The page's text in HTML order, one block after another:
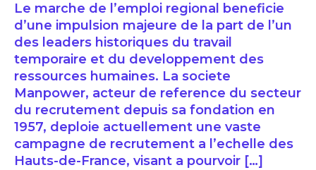
Le marche de l’emploi regional beneficie
d’une impulsion majeure de la part de l’un
des leaders historiques du travail
temporaire et du developpement des
ressources humaines. La societe
Manpower, acteur de reference du secteur
du recrutement depuis sa fondation en
1957, deploie actuellement une vaste
campagne de recrutement a l’echelle des
Hauts-de-France, visant a pourvoir […]